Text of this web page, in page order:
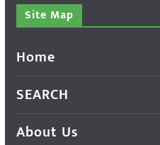
Site Map
Home
SEARCH
About Us